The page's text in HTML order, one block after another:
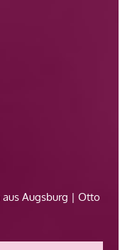
aus Augsburg | Otto